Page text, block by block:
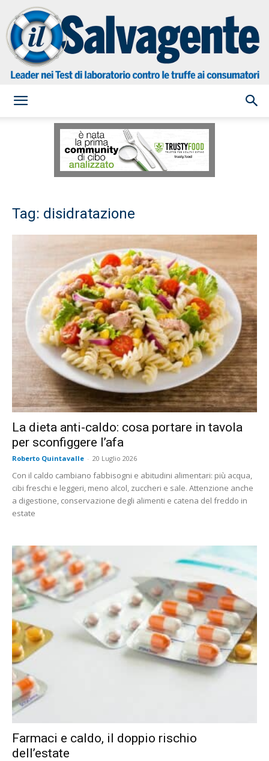
Salvagente
Tag: disidratazione
La dieta anti-caldo: cosa portare in tavola
per sconfiggere l’afa
Roberto Quintavalle - 20 Luglio 2026
Con il caldo cambiano fabbisogni e abitudini alimentari: più acqua,
cibi freschi e leggeri, meno alcol, zuccheri e sale. Attenzione anche
a digestione, conservazione degli alimenti e catena del freddo in
estate
Farmaci e caldo, il doppio rischio
dell’estate